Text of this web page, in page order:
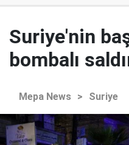
Suriye'nin
bombalı
Mepa News > Suriye